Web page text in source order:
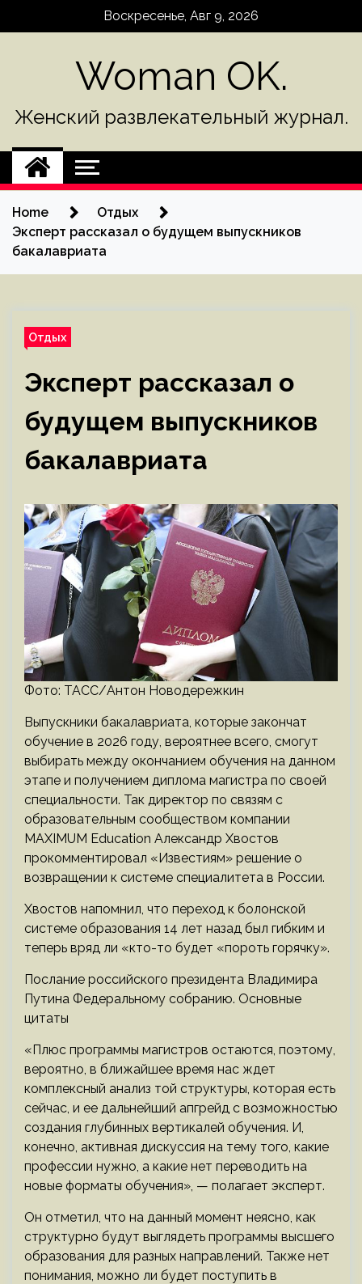
Воскресенье, Авг 9, 2026
Woman OK.
Женский развлекательный журнал.
Home
Отдых
Эксперт рассказал о будущем выпускников
бакалавриата
Отдых
Эксперт рассказал о
будущем выпускников
бакалавриата
Фото: ТАСС/Антон Новодережкин
Выпускники бакалавриата, которые закончат
обучение в 2026 году, вероятнее всего, смогут
выбирать между окончанием обучения на данном
этапе и получением диплома магистра по своей
специальности. Так директор по связям с
образовательным сообществом компании
MAXIMUM Education Александр Хвостов
прокомментировал «Известиям» решение о
возвращении к системе специалитета в России.
Хвостов напомнил, что переход к болонской
системе образования 14 лет назад был гибким и
теперь вряд ли «кто-то будет «пороть горячку».
Послание российского президента Владимира
Путина Федеральному собранию. Основные
цитаты
«Плюс программы магистров остаются, поэтому,
вероятно, в ближайшее время нас ждет
комплексный анализ той структуры, которая есть
сейчас, и ее дальнейший апгрейд с возможностью
создания глубинных вертикалей обучения. И,
конечно, активная дискуссия на тему того, какие
профессии нужно, а какие нет переводить на
новые форматы обучения», — полагает эксперт.
Он отметил, что на данный момент неясно, как
структурно будут выглядеть программы высшего
образования для разных направлений. Также нет
понимания, можно ли будет поступить в